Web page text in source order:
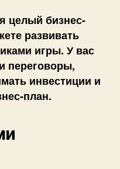
целый бизнес-
развивать
игры. У вас
переговоры,
инвестиции и
план.